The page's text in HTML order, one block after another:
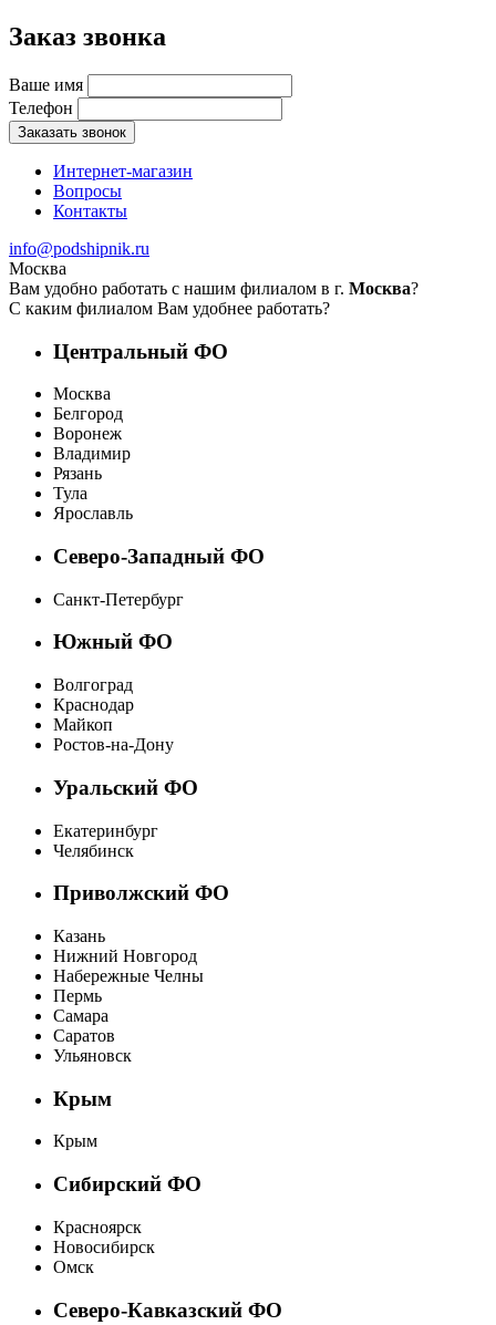
Заказ звонка
Ваше имя
Телефон
Заказать звонок
Интернет-магазин
Вопросы
Контакты
info@podshipnik.ru
Москва
Вам удобно работать с нашим филиалом в г. Москва?
С каким филиалом Вам удобнее работать?
Центральный ФО
Москва
Белгород
Воронеж
Владимир
Рязань
Тула
Ярославль
Северо-Западный ФО
Санкт-Петербург
Южный ФО
Волгоград
Краснодар
Майкоп
Ростов-на-Дону
Уральский ФО
Екатеринбург
Челябинск
Приволжский ФО
Казань
Нижний Новгород
Набережные Челны
Пермь
Самара
Саратов
Ульяновск
Крым
Крым
Сибирский ФО
Красноярск
Новосибирск
Омск
Северо-Кавказский ФО